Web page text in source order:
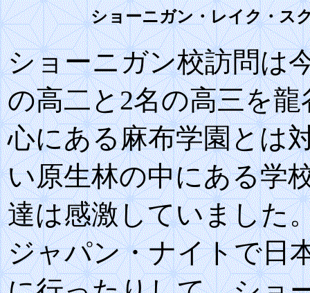
ショーニガン・レイク・ス
ショーニガン校訪問は
の高二と2名の高三を
心にある麻布学園とは
い原生林の中にある学
達は感激していました
ジャパン・ナイトで日